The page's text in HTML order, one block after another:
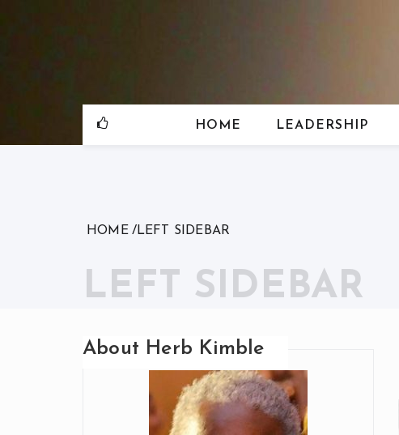
HOME LEADERSHIP
HOME LEFT SIDEBAR
LEFT SIDEBAR
About Herb Kimble